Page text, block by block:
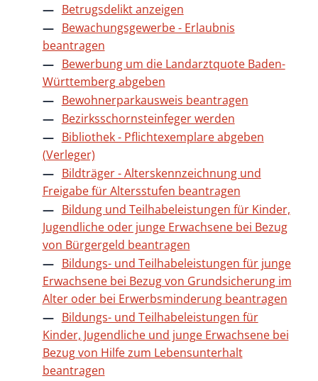
Betrugsdelikt anzeigen
Bewachungsgewerbe - Erlaubnis
beantragen
Bewerbung um die Landarztquote Baden-
Württemberg abgeben
Bewohnerparkausweis beantragen
Bezirksschornsteinfeger werden
Bibliothek - Pflichtexemplare abgeben
(Verleger)
Bildträger - Alterskennzeichnung und
Freigabe für Altersstufen beantragen
Bildung und Teilhabeleistungen für Kinder,
Jugendliche oder junge Erwachsene bei Bezug
von Bürgergeld beantragen
Bildungs- und Teilhabeleistungen für junge
Erwachsene bei Bezug von Grundsicherung im
Alter oder bei Erwerbsminderung beantragen
Bildungs- und Teilhabeleistungen für
Kinder, Jugendliche und junge Erwachsene bei
Bezug von Hilfe zum Lebensunterhalt
beantragen